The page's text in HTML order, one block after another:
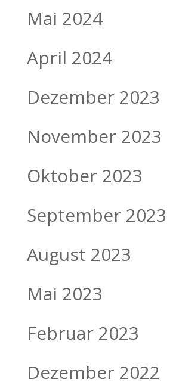
Mai 2024
April 2024
Dezember 2023
November 2023
Oktober 2023
September 2023
August 2023
Mai 2023
Februar 2023
Dezember 2022